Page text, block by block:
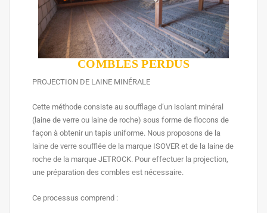
COMBLES PERDUS
PROJECTION DE LAINE MINÉRALE
Cette méthode consiste au soufflage d’un isolant minéral
(laine de verre ou laine de roche) sous forme de flocons de
façon à obtenir un tapis uniforme. Nous proposons de la
laine de verre soufflée de la marque ISOVER et de la laine de
roche de la marque JETROCK. Pour effectuer la projection,
une préparation des combles est nécessaire.
Ce processus comprend :